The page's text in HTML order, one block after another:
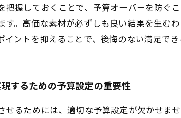
把握しておくことで、予算オーバーを防ぐ
す。高価な素材が必ずしも良い結果を生む
イントを抑えることで、後悔のない満足でき
するための予算設定の重要性
せるためには、適切な予算設定が欠かせま